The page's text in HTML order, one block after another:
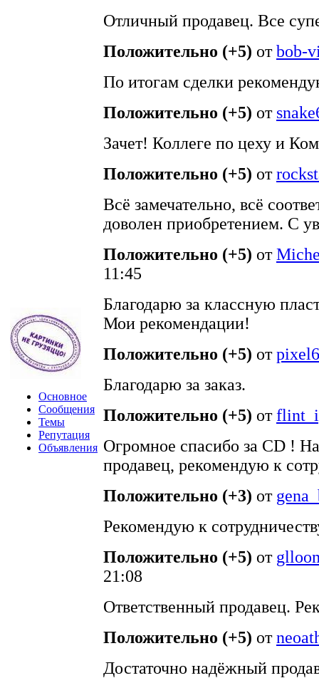
Основное
Сообщения
Темы
Репутация
Объявления
Отличный продавец. Все
Положительно (+5) отbob-
По итогам сделки
Положительно (+5) от
Зачет! Коллеге по цеху и
Положительно (+5) от
Всё замечательно, всё
доволен приобретением. С
Положительно (+5) от
11:45
Благодарю за классную
Мои рекомендации!
Положительно (+5) от
Благодарю за заказ.
Положительно (+5) от
Огромное спасибо за CD !
продавец, рекомендую к
Положительно (+3) от
Рекомендую к
Положительно (+5) от
21:08
Ответственный продавец.
Положительно (+5) от
Достаточно надёжный